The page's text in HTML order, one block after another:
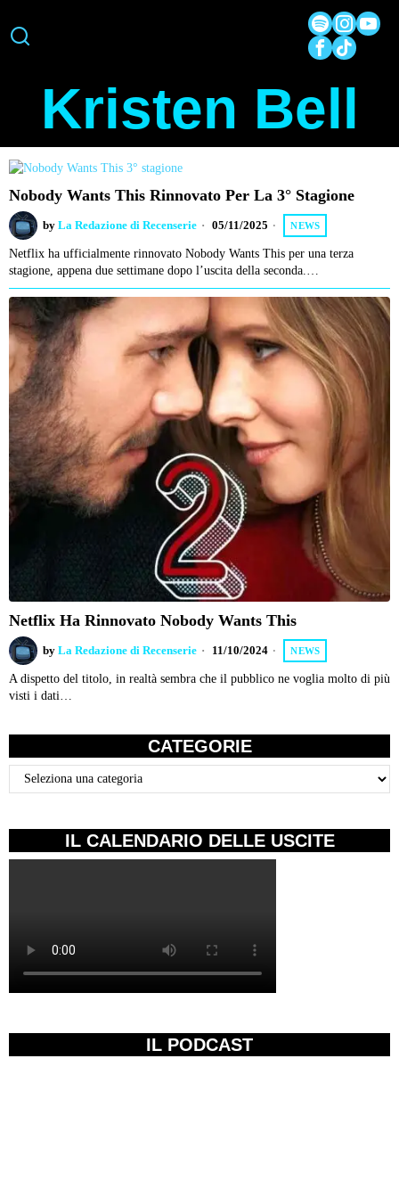
Kristen Bell
Nobody Wants This Rinnovato Per La 3° Stagione
by La Redazione di Recenserie 05/11/2025 NEWS
Netflix ha ufficialmente rinnovato Nobody Wants This per una terza
stagione, appena due settimane dopo l’uscita della seconda.…
Netflix Ha Rinnovato Nobody Wants This
by La Redazione di Recenserie 11/10/2024 NEWS
A dispetto del titolo, in realtà sembra che il pubblico ne voglia molto di più
visti i dati…
CATEGORIE
Categorie
IL CALENDARIO DELLE USCITE
IL PODCAST